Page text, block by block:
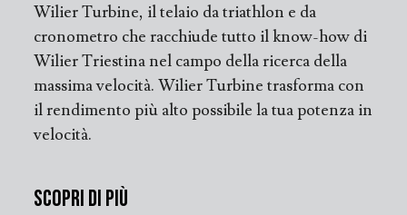
Wilier Turbine, il telaio da triathlon e da
cronometro che racchiude tutto il know-how di
Wilier Triestina nel campo della ricerca della
massima velocità. Wilier Turbine trasforma con
il rendimento più alto possibile la tua potenza in
velocità.
Scopri di più